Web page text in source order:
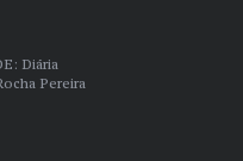
Diária
Pereira